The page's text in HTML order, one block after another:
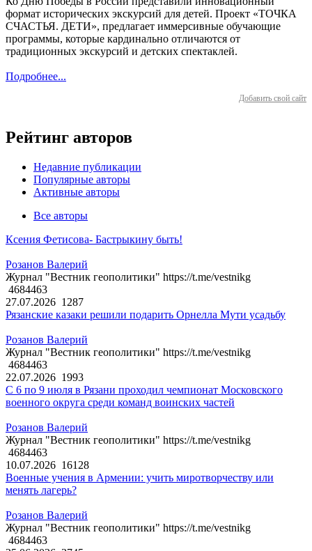
формат исторических экскурсий для детей. Проект «ТОЧКА
СЧАСТЬЯ. ДЕТИ», предлагает иммерсивные обучающие
программы, которые кардинально отличаются от
традиционных экскурсий и детских спектаклей.
Подробнее...
Добавить свой сайт
Рейтинг авторов
Недавние публикации
Популярные авторы
Активные авторы
Все авторы
Ксения Фетисова- Бастрыкину быть!
Розанов Валерий
Журнал "Вестник геополитики" https://t.me/vestnikg
4684463
27.07.2026 1287
Рязанские казаки решили подарить Орнелла Мути усадьбу
Розанов Валерий
Журнал "Вестник геополитики" https://t.me/vestnikg
4684463
22.07.2026 1993
С 6 по 9 июля в Рязани проходил чемпионат Московского
военного округа среди команд воинских частей
Розанов Валерий
Журнал "Вестник геополитики" https://t.me/vestnikg
4684463
10.07.2026 16128
Военные учения в Армении: учить миротворчеству или
менять лагерь?
Розанов Валерий
Журнал "Вестник геополитики" https://t.me/vestnikg
4684463